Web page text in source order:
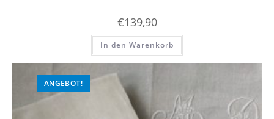
€139,90
In den Warenkorb
ANGEBOT!